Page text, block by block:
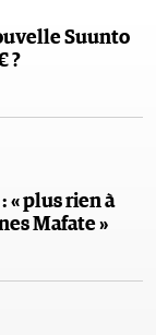
Suunto
?
« plus rien à
Mafate »